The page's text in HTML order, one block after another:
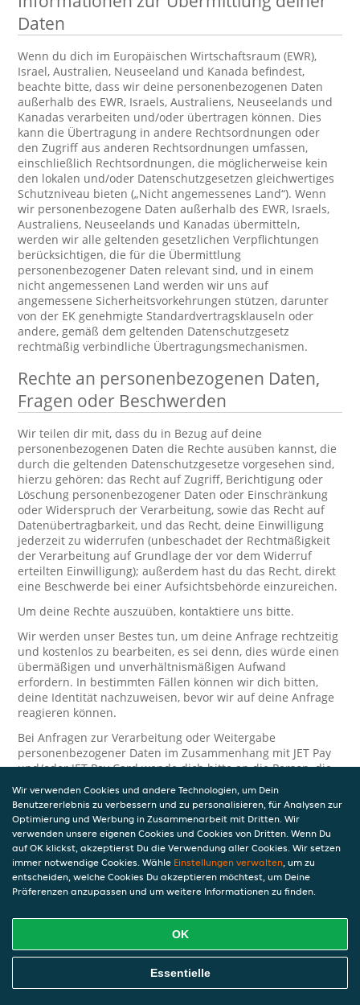
Daten
Wenn du dich im Europäischen Wirtschaftsraum (EWR),
Israel, Australien, Neuseeland und Kanada befindest,
beachte bitte, dass wir deine personenbezogenen Daten
außerhalb des EWR, Israels, Australiens, Neuseelands und
Kanadas verarbeiten und/oder übertragen können. Dies
kann die Übertragung in andere Rechtsordnungen oder
den Zugriff aus anderen Rechtsordnungen umfassen,
einschließlich Rechtsordnungen, die möglicherweise kein
den lokalen und/oder Datenschutzgesetzen gleichwertiges
Schutzniveau bieten („Nicht angemessenes Land“). Wenn
wir personenbezogene Daten außerhalb des EWR, Israels,
Australiens, Neuseelands und Kanadas übermitteln,
werden wir alle geltenden gesetzlichen Verpflichtungen
berücksichtigen, die für die Übermittlung
personenbezogener Daten relevant sind, und in einem
nicht angemessenen Land werden wir uns auf
angemessene Sicherheitsvorkehrungen stützen, darunter
von der EK genehmigte Standardvertragsklauseln oder
andere, gemäß dem geltenden Datenschutzgesetz
rechtmäßig verbindliche Übertragungsmechanismen.
Rechte an personenbezogenen Daten,
Fragen oder Beschwerden
Wir teilen dir mit, dass du in Bezug auf deine
personenbezogenen Daten die Rechte ausüben kannst, die
durch die geltenden Datenschutzgesetze vorgesehen sind,
hierzu gehören: das Recht auf Zugriff, Berichtigung oder
Löschung personenbezogener Daten oder Einschränkung
oder Widerspruch der Verarbeitung, sowie das Recht auf
Datenübertragbarkeit, und das Recht, deine Einwilligung
jederzeit zu widerrufen (unbeschadet der Rechtmäßigkeit
der Verarbeitung auf Grundlage der vor dem Widerruf
erteilten Einwilligung); außerdem hast du das Recht, direkt
eine Beschwerde bei einer Aufsichtsbehörde einzureichen.
Um deine Rechte auszuüben, kontaktiere uns bitte.
Wir werden unser Bestes tun, um deine Anfrage rechtzeitig
und kostenlos zu bearbeiten, es sei denn, dies würde einen
übermäßigen und unverhältnismäßigen Aufwand
erfordern. In bestimmten Fällen können wir dich bitten,
deine Identität nachzuweisen, bevor wir auf deine Anfrage
reagieren können.
Bei Anfragen zur Verarbeitung oder Weitergabe
personenbezogener Daten im Zusammenhang mit JET Pay
und/oder JET Pay Card wende dich bitte an die Person, die
dir das JET Pay-Guthaben gewährt (das kann dein
Arbeitgeber, Geschäftspartner usw. sein). Dies ist
erforderlich, da JET und die Person, die dir das Guthaben
gewährt, eine separate Verantwortung für die Verarbeitung
und den Schutz deiner personenbezogenen Daten haben.
Solltest du weitere Fragen oder Beschwerden in Bezug auf
die Verarbeitung deiner personenbezogenen Daten haben,
kontaktieren wir dich gerne. Wir würden uns auch über
Tipps oder Vorschläge zur Verbesserung unserer Erklärung
Sicherheit
Wir verwenden Cookies und andere Technologien, um Dein
Benutzererlebnis zu verbessern und zu personalisieren, für Analysen zur
Optimierung und Werbung in Zusammenarbeit mit Dritten. Wir
verwenden unsere eigenen Cookies und Cookies von Dritten. Wenn Du
auf OK klickst, akzeptierst Du die Verwendung aller Cookies. Wir setzen
immer notwendige Cookies. Wähle Einstellungen verwalten, um zu
entscheiden, welche Cookies Du akzeptieren möchtest, um Deine
Präferenzen anzupassen und um weitere Informationen zu finden.
OK
Essentielle